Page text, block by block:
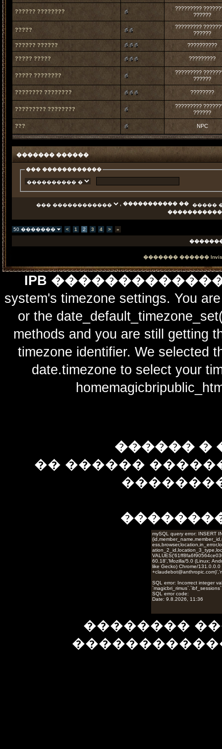
?????? ????????
?????????
??????
?????
?????????
??????
?????? ??????
??????????
????? ????? ?????????
????? ????????
?????????
??????
???????? ???????? ????????
????????? ????????
?????????
??????
??? NPC
������� ������
��� ������������
, ����������� ��
50 ������� < 1 2 3 4 > »
������� ������
IPB
system's timezone settings. You
or the
methods and you are still getting
timezone identifier. We selected
date.timezone to select
������ �
�� ������
��������